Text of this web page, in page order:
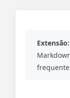
Extensão: